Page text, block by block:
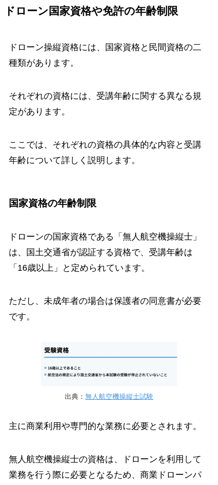
ドローン国家資格や免許の年齢制限
ドローン操縦資格には、国家資格と民間資格の二
種類があります。
それぞれの資格には、受講年齢に関する異なる規
定があります。
ここでは、それぞれの資格の具体的な内容と受講
年齢について詳しく説明します。
国家資格の年齢制限
ドローンの国家資格である「無人航空機操縦士」
は、国土交通省が認証する資格で、受講年齢は
「16歳以上」と定められています。
ただし、未成年者の場合は保護者の同意書が必要
です。
出典： 無人航空機操縦士試験
主に商業利用や専門的な業務に必要とされます。
無人航空機操縦士の資格は、ドローンを利用して
業務を行う際に必要となるため、商業ドローンパ